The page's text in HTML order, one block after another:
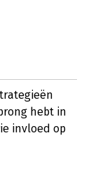
hebt in
invloed op